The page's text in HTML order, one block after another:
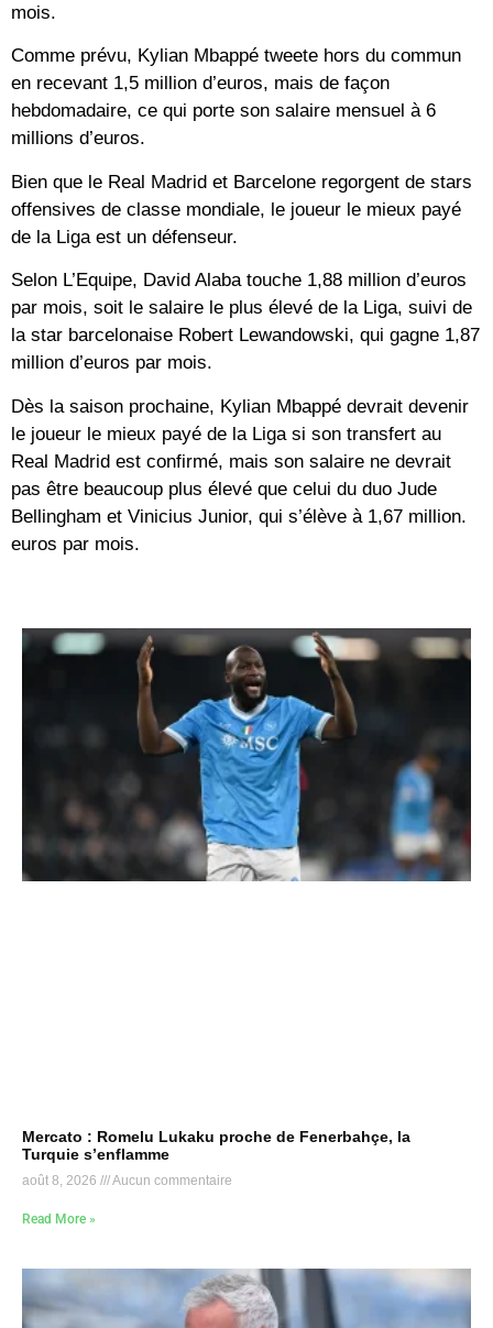
mois.
Comme prévu, Kylian Mbappé tweete hors du commun
en recevant 1,5 million d’euros, mais de façon
hebdomadaire, ce qui porte son salaire mensuel à 6
millions d’euros.
Bien que le Real Madrid et Barcelone regorgent de stars
offensives de classe mondiale, le joueur le mieux payé
de la Liga est un défenseur.
Selon L’Equipe, David Alaba touche 1,88 million d’euros
par mois, soit le salaire le plus élevé de la Liga, suivi de
la star barcelonaise Robert Lewandowski, qui gagne 1,87
million d’euros par mois.
Dès la saison prochaine, Kylian Mbappé devrait devenir
le joueur le mieux payé de la Liga si son transfert au
Real Madrid est confirmé, mais son salaire ne devrait
pas être beaucoup plus élevé que celui du duo Jude
Bellingham et Vinicius Junior, qui s’élève à 1,67 million.
euros par mois.
Mercato : Romelu Lukaku proche de Fenerbahçe, la
Turquie s’enflamme
août 8, 2026 Aucun commentaire
Read More »